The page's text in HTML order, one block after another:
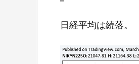
日経平均は続落。